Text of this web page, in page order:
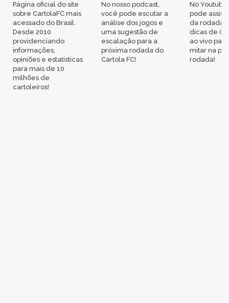
Página oficial do site
sobre CartolaFC mais
acessado do Brasil.
Desde 2010
providenciando
informações,
opiniões e estatísticas
para mais de 10
milhões de
cartoleiros!
No nosso podcast,
você pode escutar a
análise dos jogos e
uma sugestão de
escalação para a
próxima rodada do
Cartola FC!
No
pode
da rodada,
dicas de
ao vivo
mitar na
rodada!